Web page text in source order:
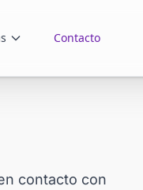
Contacto
contacto con